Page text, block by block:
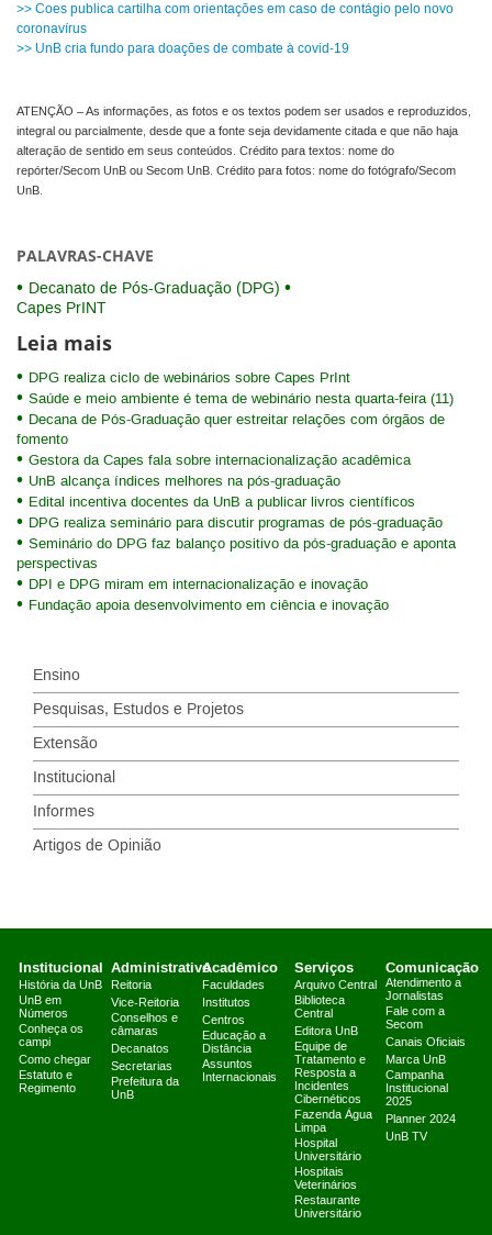
>> Coes publica cartilha com orientações em caso de contágio pelo novo
coronavírus
>> UnB cria fundo para doações de combate à covid-19
ATENÇÃO – As informações, as fotos e os textos podem ser usados e reproduzidos,
integral ou parcialmente, desde que a fonte seja devidamente citada e que não haja
alteração de sentido em seus conteúdos. Crédito para textos: nome do
repórter/Secom UnB ou Secom UnB. Crédito para fotos: nome do fotógrafo/Secom
UnB.
PALAVRAS-CHAVE
Decanato de Pós-Graduação (DPG)
Capes PrINT
Leia mais
DPG realiza ciclo de webinários sobre Capes PrInt
Saúde e meio ambiente é tema de webinário nesta quarta-feira (11)
Decana de Pós-Graduação quer estreitar relações com órgãos de
fomento
Gestora da Capes fala sobre internacionalização acadêmica
UnB alcança índices melhores na pós-graduação
Edital incentiva docentes da UnB a publicar livros científicos
DPG realiza seminário para discutir programas de pós-graduação
Seminário do DPG faz balanço positivo da pós-graduação e aponta
perspectivas
DPI e DPG miram em internacionalização e inovação
Fundação apoia desenvolvimento em ciência e inovação
Ensino
Pesquisas, Estudos e Projetos
Extensão
Institucional
Informes
Artigos de Opinião
Institucional
História da UnB
UnB em
Números
Conheça os
campi
Como chegar
Estatuto e
Regimento
Administrativo
Reitoria
Vice-Reitoria
Conselhos e
câmaras
Decanatos
Secretarias
Prefeitura da
UnB
Acadêmico
Faculdades
Institutos
Centros
Educação a
Distância
Assuntos
Internacionais
Serviços
Arquivo Central
Biblioteca
Central
Editora UnB
Equipe de
Tratamento e
Resposta a
Incidentes
Cibernéticos
Fazenda Água
Limpa
Hospital
Universitário
Hospitais
Veterinários
Restaurante
Universitário
Comunicação
Atendimento a
Jornalistas
Fale com a
Secom
Canais Oficiais
Marca UnB
Campanha
Institucional
2025
Planner 2024
UnB TV